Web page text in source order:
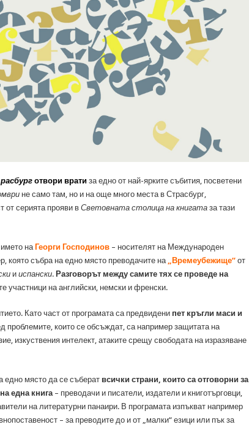
отвори врати за едно от най-ярките събития, посветени
не само там, но и на още много места в Страсбург,
от серията прояви в Световната столица на книгатаза тази
името на Георги Господинов– носителят на Международен
която събра на едно място преводачите на „Времеубежище“от
и испански. Разговорът между самите тях се проведе на
участници на английски, немски и френски.
Като част от програмата са предвидени пет кръгли маси и
проблемите, които се обсъждат, са например защитата на
изкуствения интелект, атаките срещу свободата на изразяване
едно място да се съберат всички страни, които са отговорни за
една книга– преводачи и писатели, издатели и книготърговци,
на литературни панаири. В програмата изпъкват например
– за преводите до и от „малки“ езици или пък за